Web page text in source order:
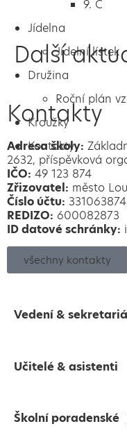
9. C
Jídelna
Jídelní lístek
Družina
Roční plán
Kroužky
Kontakty
Další
Kontakty
Adresa školy:
2632, příspěvková
IČO: 49 123 874
Zřizovatel: město
Číslo účtu:
REDIZO: 600082873
ID datové schránky:
všechny kontakty
Vedení &
Učitelé & asistenti
Školní